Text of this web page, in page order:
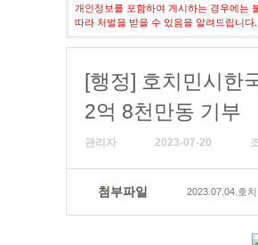
개인정보를 포함하여 게시하는 경우에는
따라 처벌을 받을 수 있음을 알려드립니다.
[행정] 호치민시한
2억 8천만동 기부
관리자 2023-07-20
첨부파일 2023.07.04.호